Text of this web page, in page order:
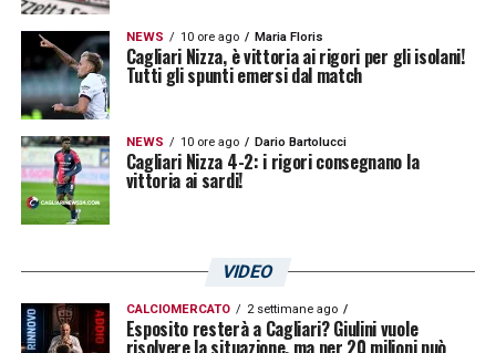
NEWS 10 ore ago Maria Floris
Cagliari Nizza, è vittoria ai rigori per gli isolani!
Tutti gli spunti emersi dal match
NEWS 10 ore ago Dario Bartolucci
Cagliari Nizza 4-2: i rigori consegnano la
vittoria ai sardi!
VIDEO
CALCIOMERCATO 2 settimane ago
Esposito resterà a Cagliari? Giulini vuole